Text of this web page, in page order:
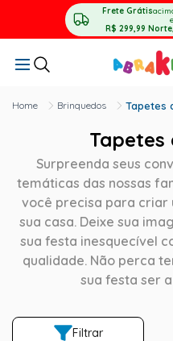
Frete Grátis
R$ 299,99
Brinquedos Tapetes
Surpreenda seus
temáticas das nossas
você precisa para criar
sua casa. Deixe sua
sua festa inesquecível
qualidade. Não perca
sua festa ser
Filtrar